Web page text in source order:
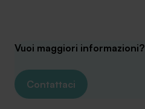
Vuoi maggiori informazioni?
Contattaci